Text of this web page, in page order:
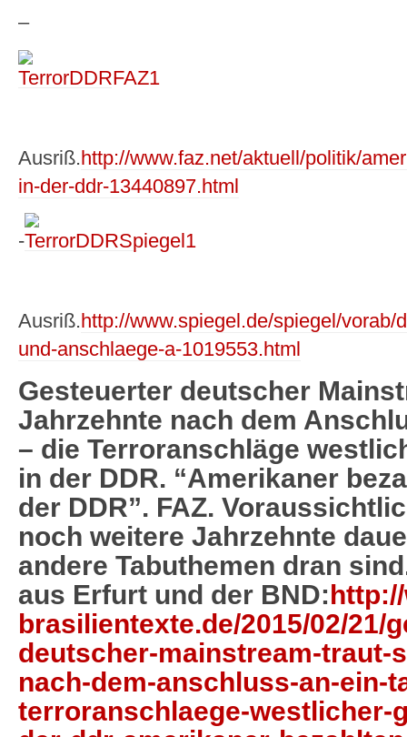
–
Ausriß. http://www.faz.net/aktuell/politik/
in-der-ddr-13440897.html
-
Ausriß. http://www.spiegel.de/spiegel/vorab/
und-anschlaege-a-1019553.html
Gesteuerter deutscher
Jahrzehnte nach dem
– die Terroranschläge
in der DDR. “Amerikaner
der DDR”. FAZ.
noch weitere Jahrzehnte
andere Tabuthemen dran
aus Erfurt und der BND:
brasilientexte.de/2015/02/21/
deutscher-mainstream-traut-
nach-dem-anschluss-an-ein-
terroranschlaege-westlicher-